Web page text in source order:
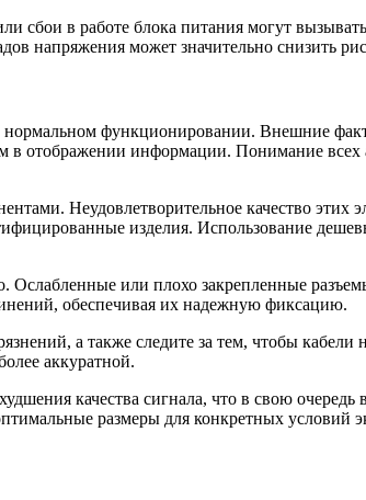
сбои в работе блока питания могут
напряжения может значительно снизить
функционировании. Внешние
в отображении информации. Понимание
Неудовлетворительное качество этих
изделия. Использование
или плохо закрепленные
обеспечивая их надежную фиксацию.
а также следите за тем, чтобы
аккуратной.
качества сигнала, что в свою очередь
размеры для конкретных условий